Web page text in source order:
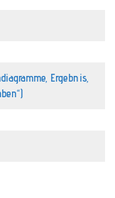
Ergebnis,